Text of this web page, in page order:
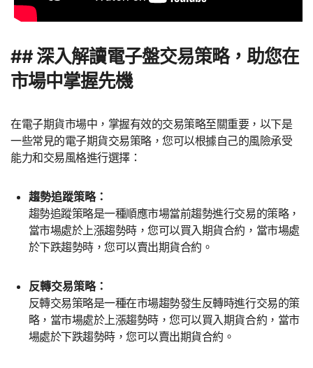
## 深入解讀電子盤交易策略，助您在
市場中掌握先機
在電子期貨市場中，掌握有效的交易策略至關重要，以下是
一些常見的電子期貨交易策略，您可以根據自己的風險承受
能力和交易風格進行選擇：
趨勢追蹤策略：
趨勢追蹤策略是一種順應市場當前趨勢進行交易的策略，
當市場處於上漲趨勢時，您可以買入期貨合約，當市場處
於下跌趨勢時，您可以賣出期貨合約。
反轉交易策略：
反轉交易策略是一種在市場趨勢發生反轉時進行交易的策
略，當市場處於上漲趨勢時，您可以買入期貨合約，當市
場處於下跌趨勢時，您可以賣出期貨合約。